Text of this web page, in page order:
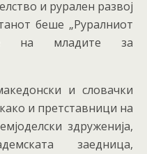
и рурален развој
беше „Руралниот
на младите за
и словачки
и претставници на
здруженија,
заедница,